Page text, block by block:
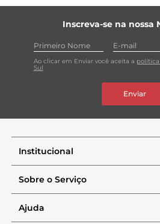
Inscreva-se na nossa
Ao clicar em Enviar você aceita a
Sul
Enviar
Institucional
Sobre o Serviço
Ajuda